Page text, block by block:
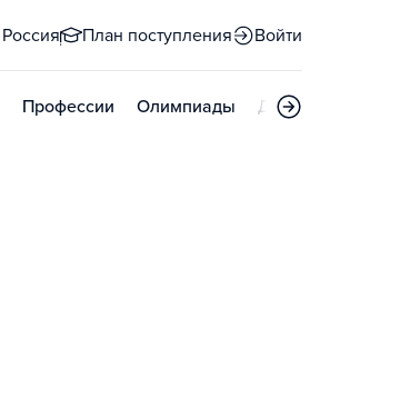
Россия План поступления Войти
Профессии Олимпиады Дни открытых